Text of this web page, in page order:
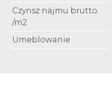
Czynsz najmu brutto
/m2
Umeblowanie